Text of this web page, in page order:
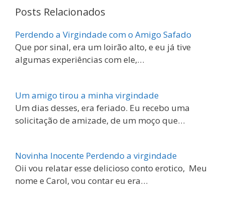
Posts Relacionados
Perdendo a Virgindade com o Amigo Safado
Que por sinal, era um loirão alto, e eu já tive
algumas experiências com ele,…
Um amigo tirou a minha virgindade
Um dias desses, era feriado. Eu recebo uma
solicitação de amizade, de um moço que…
Novinha Inocente Perdendo a virgindade
Oii vou relatar esse delicioso conto erotico, Meu
nome e Carol, vou contar eu era…